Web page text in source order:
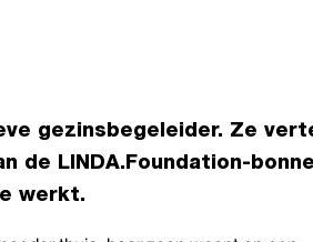
gezinsbegeleider. Ze
de LINDA.Foundation-
werkt.